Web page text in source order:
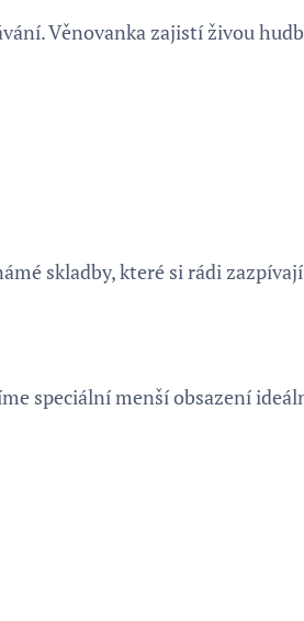
Věnovanka zajistí živou
skladby, které si rádi
speciální menší obsazení